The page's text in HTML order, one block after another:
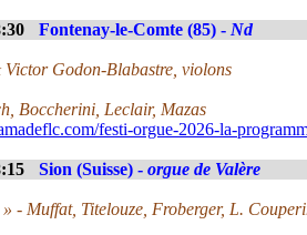
Fontenay-le-Comte (85) - Nd
Godon-Blabastre, violons
Boccherini, Leclair, Mazas
festi-orgue-2026-la-
Sion (Suisse) - orgue de Valère
» - Muffat, Titelouze, Froberger, L.